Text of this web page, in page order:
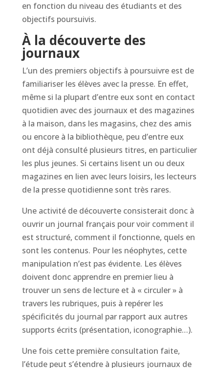
en fonction du niveau des étudiants et des
objectifs poursuivis.
À la découverte des
journaux
L’un des premiers objectifs à poursuivre est de
familiariser les élèves avec la presse. En effet,
même si la plupart d’entre eux sont en contact
quotidien avec des journaux et des magazines
à la maison, dans les magasins, chez des amis
ou encore à la bibliothèque, peu d’entre eux
ont déjà consulté plusieurs titres, en particulier
les plus jeunes. Si certains lisent un ou deux
magazines en lien avec leurs loisirs, les lecteurs
de la presse quotidienne sont très rares.
Une activité de découverte consisterait donc à
ouvrir un journal français pour voir comment il
est structuré, comment il fonctionne, quels en
sont les contenus. Pour les néophytes, cette
manipulation n’est pas évidente. Les élèves
doivent donc apprendre en premier lieu à
trouver un sens de lecture et à « circuler » à
travers les rubriques, puis à repérer les
spécificités du journal par rapport aux autres
supports écrits (présentation, iconographie…).
Une fois cette première consultation faite,
l’étude peut s’étendre à plusieurs journaux de